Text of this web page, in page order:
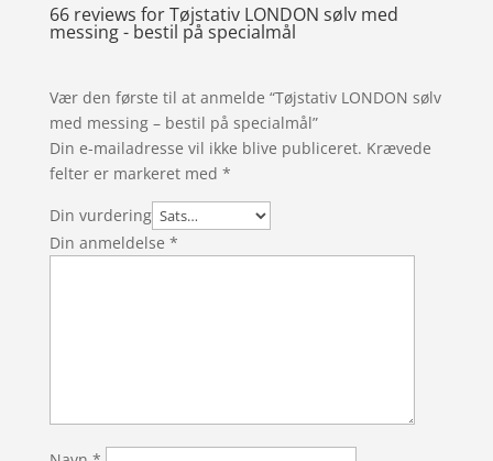
66 reviews forTøjstativ LONDON sølv med
messing - bestil på specialmål
Vær den første til at anmelde “Tøjstativ LONDON sølv
med messing – bestil på specialmål”
Din e-mailadresse vil ikke blive publiceret. Krævede
felter er markeret med *
Din vurdering
Din anmeldelse *